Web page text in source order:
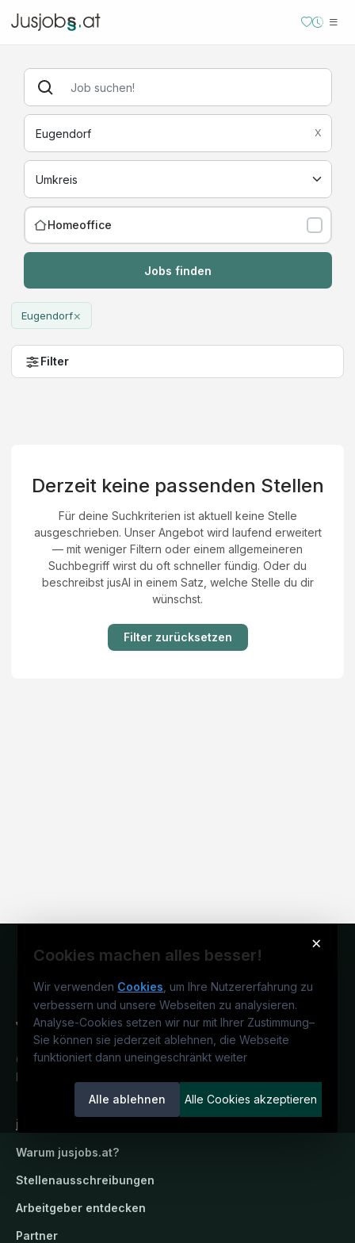
X
Homeoffice
Jobs finden
Eugendorf×
Filter
Derzeit keine passenden Stellen
Für deine Suchkriterien ist aktuell keine Stelle
ausgeschrieben. Unser Angebot wird laufend erweitert
— mit weniger Filtern oder einem allgemeineren
Suchbegriff wirst du oft schneller fündig. Oder du
beschreibst jusAI in einem Satz, welche Stelle du dir
wünschst.
Filter zurücksetzen
×
Cookies machen alles besser!
Wir verwenden Cookies , um Ihre Nutzererfahrung zu
verbessern und unsere Webseiten zu analysieren.
Analyse-Cookies setzen wir nur mit Ihrer Zustimmung–
Sie können sie jederzeit ablehnen, die Webseite
funktioniert dann uneingeschränkt weiter
Alle ablehnen Alle Cookies akzeptieren
Österreichs juristisches Karriereportal.
Ein Service der candidatis GmbH.
jusjobs.at
Warum jusjobs.at?
Stellenausschreibungen
Arbeitgeber entdecken
Partner